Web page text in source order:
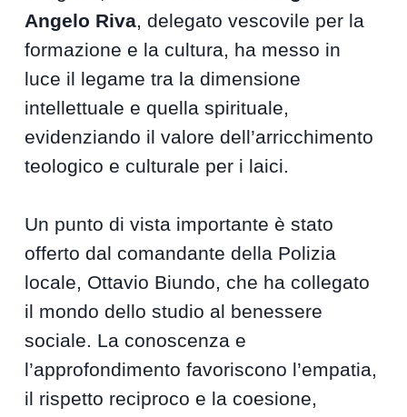
Angelo Riva, delegato vescovile per la
formazione e la cultura, ha messo in
luce il legame tra la dimensione
intellettuale e quella spirituale,
evidenziando il valore dell’arricchimento
teologico e culturale per i laici.
Un punto di vista importante è stato
offerto dal comandante della Polizia
locale, Ottavio Biundo, che ha collegato
il mondo dello studio al benessere
sociale. La conoscenza e
l’approfondimento favoriscono l’empatia,
il rispetto reciproco e la coesione,